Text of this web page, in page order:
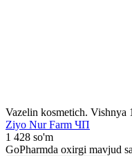
Vazelin kosmetich. Vishnya
Ziyo Nur Farm ЧП
1 428 so'm
GoPharmda oxirgi mavjud